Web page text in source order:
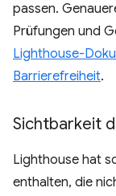
passen.
Prüfungen und
Lighthouse-
Barrierefreiheit.
Sichtbarkeit
Lighthouse hat
enthalten, die